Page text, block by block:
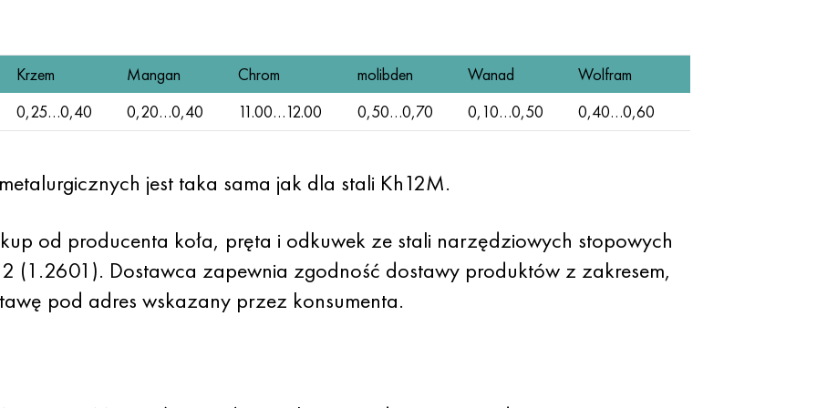
Krzem Mangan Chrom molibden Wanad
Wolfram
0,25…0,40
0,20…0,40 11.00…12.00 0,50…0,70 0,10…0,50 0,40…0,60
jest taka sama jak dla stali Kh12M.
od producenta koła, pręta i odkuwek ze stali narzędziowych stopowych
(1.2601). Dostawca zapewnia zgodność dostawy produktów z zakresem,
pod adres wskazany przez konsumenta.